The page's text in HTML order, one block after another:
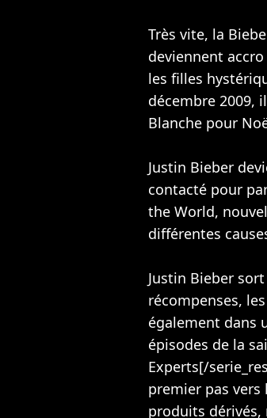
Très vite, la
deviennent
les filles
décembre 2009,
Blanche pour
Justin Bieber
contacté pour
the World,
différentes
Justin Bieber
récompenses,
également dans
épisodes de la
Experts[/
premier pas
produits dérivés,